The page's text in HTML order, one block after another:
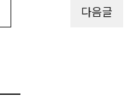
다음글